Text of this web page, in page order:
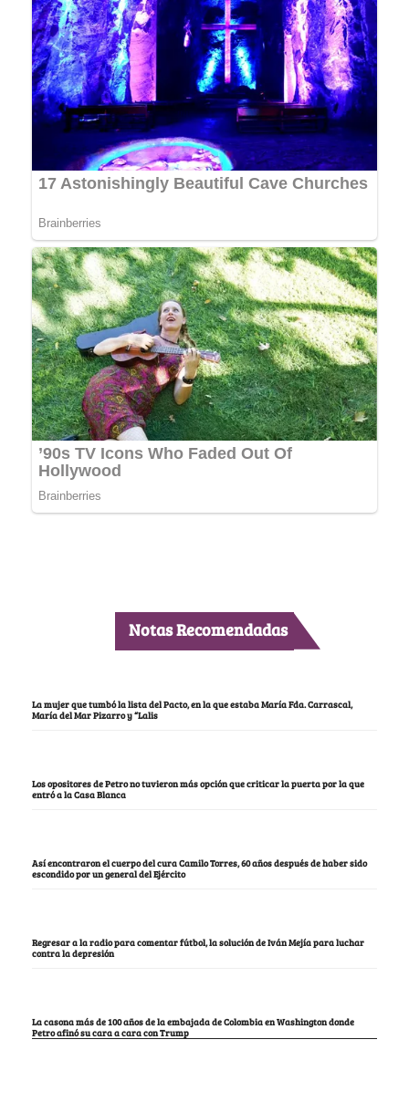
Notas Recomendadas
La mujer que tumbó la lista del Pacto, en la que estaba María Fda. Carrascal,
María del Mar Pizarro y “Lalis
Los opositores de Petro no tuvieron más opción que criticar la puerta por la que
entró a la Casa Blanca
Así encontraron el cuerpo del cura Camilo Torres, 60 años después de haber sido
escondido por un general del Ejército
Regresar a la radio para comentar fútbol, la solución de Iván Mejía para luchar
contra la depresión
La casona más de 100 años de la embajada de Colombia en Washington donde
Petro afinó su cara a cara con Trump